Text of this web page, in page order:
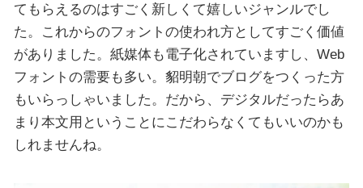
てもらえるのはすごく新しくて嬉しいジャンルでし
た。これからのフォントの使われ方としてすごく価値
がありました。紙媒体も電子化されていますし、Web
フォントの需要も多い。貂明朝でブログをつくった方
もいらっしゃいました。だから、デジタルだったらあ
まり本文用ということにこだわらなくてもいいのかも
しれませんね。